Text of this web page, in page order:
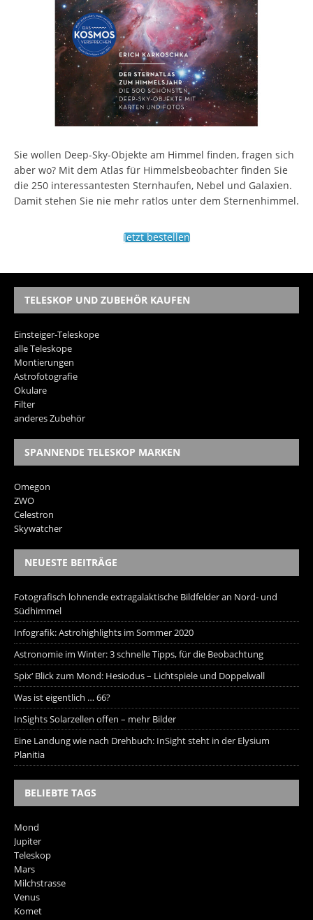
Sie wollen Deep-Sky-Objekte am Himmel finden, fragen sich
aber wo? Mit dem Atlas für Himmelsbeobachter finden Sie
die 250 interessantesten Sternhaufen, Nebel und Galaxien.
Damit stehen Sie nie mehr ratlos unter dem Sternenhimmel.
Jetzt bestellen
TELESKOP UND ZUBEHÖR KAUFEN
Einsteiger-Teleskope
alle Teleskope
Montierungen
Astrofotografie
Okulare
Filter
anderes Zubehör
SPANNENDE TELESKOP MARKEN
Omegon
ZWO
Celestron
Skywatcher
NEUESTE BEITRÄGE
Fotografisch lohnende extragalaktische Bildfelder an Nord- und
Südhimmel
Infografik: Astrohighlights im Sommer 2020
Astronomie im Winter: 3 schnelle Tipps, für die Beobachtung
Spix‘ Blick zum Mond: Hesiodus – Lichtspiele und Doppelwall
Was ist eigentlich … 66?
InSights Solarzellen offen – mehr Bilder
Eine Landung wie nach Drehbuch: InSight steht in der Elysium
Planitia
BELIEBTE TAGS
Mond
Jupiter
Teleskop
Mars
Milchstrasse
Venus
Komet